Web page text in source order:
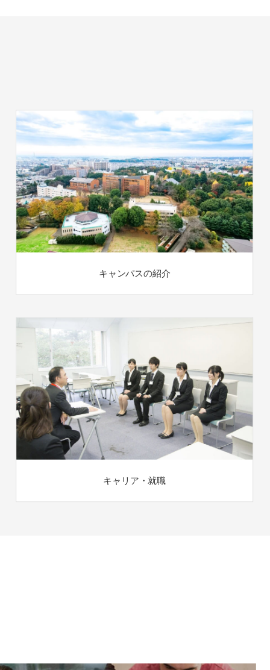
キャンパスの紹介
キャリア・就職